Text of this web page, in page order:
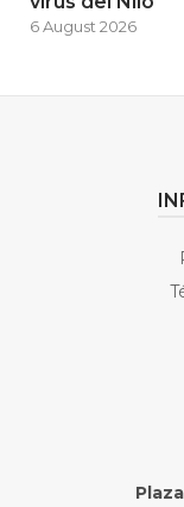
6 August 2026